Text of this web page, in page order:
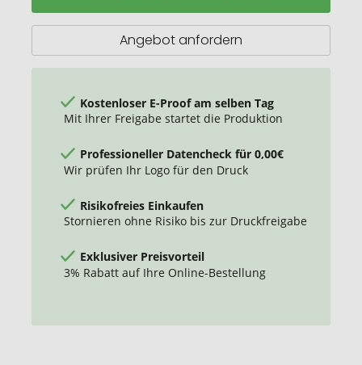
Angebot anfordern
Kostenloser E-Proof am selben Tag
Mit Ihrer Freigabe startet die Produktion
Professioneller Datencheck für 0,00€
Wir prüfen Ihr Logo für den Druck
Risikofreies Einkaufen
Stornieren ohne Risiko bis zur Druckfreigabe
Exklusiver Preisvorteil
3% Rabatt auf Ihre Online-Bestellung